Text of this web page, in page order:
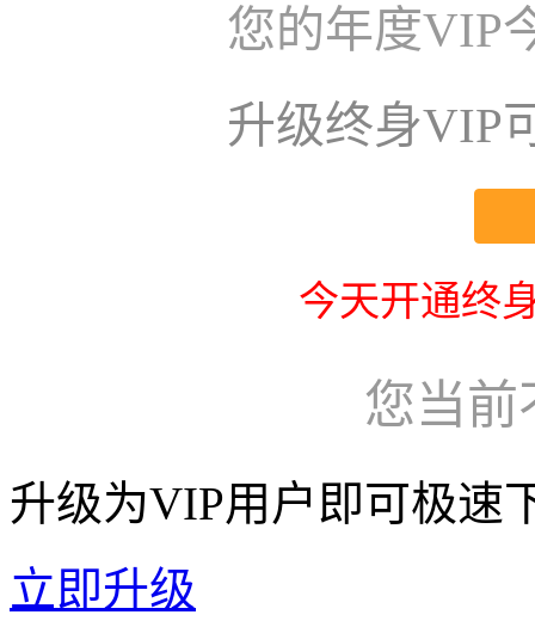
您的年度VIP
升级终身VIP
今天开通终
您当前
升级为VIP用户即可极速
立即升级